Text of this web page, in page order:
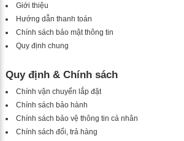
Giới thiệu
Hướng dẫn thanh toán
Chính sách bảo mật thông tin
Quy định chung
Quy định & Chính sách
Chính vận chuyển lắp đặt
Chính sách bảo hành
Chính sách bảo vệ thông tin cá nhân
Chính sách đổi, trả hàng